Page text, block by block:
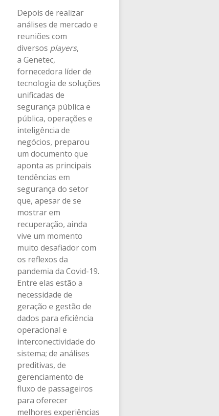
Depois de realizar
análises de mercado e
reuniões com
diversos players,
a Genetec,
fornecedora líder de
tecnologia de soluções
unificadas de
segurança pública e
pública, operações e
inteligência de
negócios, preparou
um documento que
aponta as principais
tendências em
segurança do setor
que, apesar de se
mostrar em
recuperação, ainda
vive um momento
muito desafiador com
os reflexos da
pandemia da Covid-19.
Entre elas estão a
necessidade de
geração e gestão de
dados para eficiência
operacional e
interconectividade do
sistema; de análises
preditivas, de
gerenciamento de
fluxo de passageiros
para oferecer
melhores experiências